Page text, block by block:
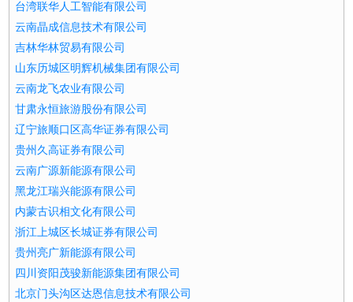
台湾联华人工智能有限公司
云南晶成信息技术有限公司
吉林华林贸易有限公司
山东历城区明辉机械集团有限公司
云南龙飞农业有限公司
甘肃永恒旅游股份有限公司
辽宁旅顺口区高华证券有限公司
贵州久高证券有限公司
云南广源新能源有限公司
黑龙江瑞兴能源有限公司
内蒙古识相文化有限公司
浙江上城区长城证券有限公司
贵州亮广新能源有限公司
四川资阳茂骏新能源集团有限公司
北京门头沟区达恩信息技术有限公司